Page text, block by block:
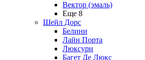
Вектор (эмаль)
Еще 8
Шейл Дорс
Белини
Лайн Порта
Люксури
Багет Де Люкс